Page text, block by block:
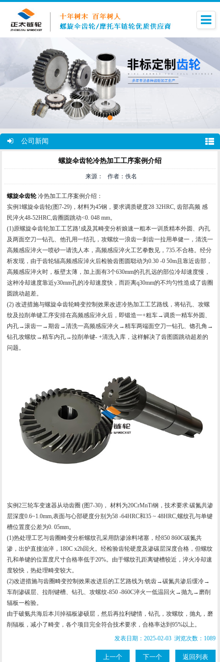
公司新闻
螺旋伞齿轮冷热加工工序案例介绍
来源： 作者：佚名
螺旋伞齿轮 冷热加工工序案例介绍：
实例1螺旋伞齿轮(图7-29)，材料为45钢，要求调质硬度28 32HRC, 齿部高频 感
民淬火48-52HRC,齿圈圆跳动<0. 048 mm。
(1)原螺旋伞齿轮加工工艺路!成及其畸变分析娘速一粗本一训质精本外圆、内孔
及两面空刀一钻孔、他孔用一结孔，攻螺纹一浪齿一刺齿一拉用单健一，清洗一
高频感应淬火一喷砂一请洗人本，高频感应淬火工艺拳数见，735.不合格。经分
析发现，由于齿轮辐高频感应淖火后检验齿图圆聪动为0.30 -0 50m且靠近齿部，
高频感应淬火时，板壁太薄，加上面有3个630mm的孔扎远的部位冷却速度慢，
这种冷却速度靠近y30mm孔的冷却速度快，而距离q30mm的不均匀性造成了齿圈
圆跳动超差。
(2) 改进措施与螺旋伞齿轮畸变控制效果改进冷热加工工艺路线，将钻孔、攻螺
纹及拉削单键工序安排在高频感应淬火后，即锻造一+粗车→调质一精车外圆、
内孔→滚齿一→期齿→清洗一高频感应淬火→精车两端面空刀一钻孔、锪孔角→
钻孔攻螺纹→精车内孔→拉削单键- +清洗入库，这样解决了齿图圆跳动超差的
问题。
实例2三轮车变速器从动齿圈 (图7-30)， 材料为20CrMnTi钢，技术要求:碳氮共渗
层深度0.6~1.0mm,表面与心部硬度分别为58 -64HRC和35 ~ 48HRC,螺纹孔与单键
槽位置度公差为0. 05mm。
(1)热处理工艺与齿圈畸变分析螺纹孔采用防渗涂料堵塞，经850 860C碳氮共
渗，出炉直接油淬，180C x2h回火。经检验齿轮硬度及渗碳层深度合格，但螺纹
孔和单键的位置度尺寸合格率低于20%。由于螺纹孔距离键槽较近，淬火冷却速
度较快，热处理畸变较大。
(2)改进措施与齿圈畸变控制效果改进后的工艺路线为:铣齿→碳氮共渗后缓冷→
车削渗碳层、拉削键槽、钻孔、攻螺纹-850 -860C淬火一低温回火→抛九→磨削
辐板一检验。
由于破氨共海后本川掉福板渗硕层，然后再拉利键情，钻孔，攻螺纹，抛丸，磨
削辐板，减小了畸变，各个项目完全符合技术要求，合格率达到95%以上。
发表日期：2025-02-03 浏览次数：1089
上一个 下一个 返回列表